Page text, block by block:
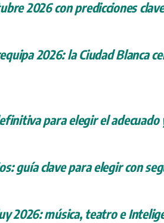
2026 con predicciones clave
2026: la Ciudad Blanca
para elegir el
guía clave para elegir con
2026: música, teatro e